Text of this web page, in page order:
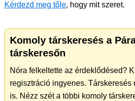
Kérdezd meg tőle, hogy mit szeret.
Komoly társkeresés a
társkeresőn
Nóra felkeltette az érdeklődésed?
regisztráció ingyenes. Társkeresés
is. Nézz szét a többi komoly